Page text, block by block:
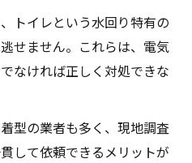
トイレという水回り特有の
せません。これらは、電気
なければ正しく対処できな
型の業者も多く、現地調査
して依頼できるメリットが